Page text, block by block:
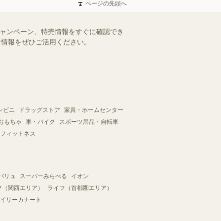
ページの先頭へ
ンペーン、特売情報をすぐに確認でき
報をぜひご活用ください。
ビニ ドラッグストア
家具・ホームセンター
もちゃ
車・バイク
スポーツ用品・自転車
ィットネス
リュ スーパーみらべる
イオン
関西エリア）
ライフ（首都圏エリア）
リーカナート